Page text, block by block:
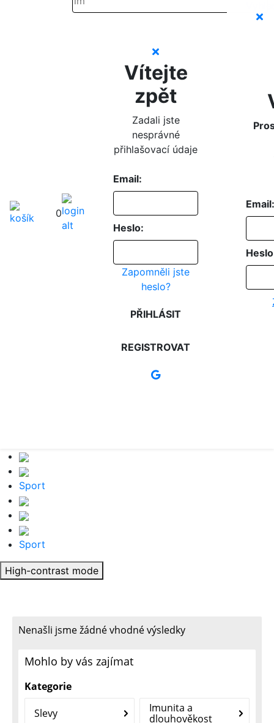
0
Vítejte
zpět
Zadali jste
nesprávné
přihlašovací údaje
Email:
Heslo:
Zapomněli jste
heslo?
PŘIHLÁSIT
REGISTROVAT
Email:
Sport
Sport
High-contrast mode
Nenašli jsme žádné vhodné výsledky
Mohlo by vás zajímat
Kategorie
Slevy
Imunita a
dlouhověkost